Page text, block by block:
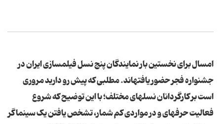
امسال برای نخستین بار نمایندگان پنج نسل فیلمسازی ایران در
جشنواره فجر حضور یافته‏اند. مطلبی که پیش رو دارید مروری
است بر کارگردانان نسل‏های مختلف؛ با این توضیح که شروع
فعالیت حرفه‏ای و در مواردی کم شمار، تشخص یافتن یک سینماگر